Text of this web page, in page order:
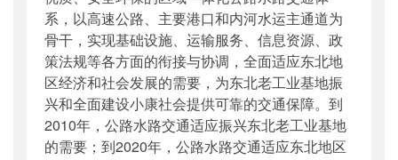
系，以高速公路、主要港口和内河水运主通道为
骨干，实现基础设施、运输服务、信息资源、政
策法规等各方面的衔接与协调，全面适应东北地
区经济和社会发展的需要，为东北老工业基地振
兴和全面建设小康社会提供可靠的交通保障。到
2010年，公路水路交通适应振兴东北老工业基地
的需要；到2020年，公路水路交通适应东北地区